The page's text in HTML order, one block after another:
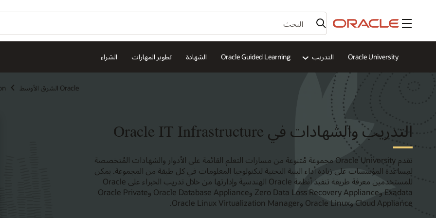
القائمة
Oracle University التدريب Oracle Guided Learning الشهادة تطوير المهارات الشراء
Oracle الشرق الأوسط
التدريب والشهادات في Oracle IT Infrastructure
تقدم Oracle University مجموعة مُتنوعة من مسارات التعلم القائمة على الأدوار والشهادات المُتخصصة
لمساعدة المؤسسات على زيادة أداء البنية التحتية لتكنولوجيا المعلومات في كل طبقة من المجموعة. يمكن
للمستخدمين معرفة طريقة تنفيذ أنظمة Oracle الهندسية وإدارتها من خلال تدريب الخبراء على Oracle
Exadata وZero Data Loss Recovery Appliance وOracle Database Appliance وOracle Private
Cloud Appliance وOracle Linux وOracle Linux Virtualization Manager.